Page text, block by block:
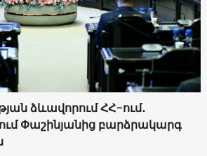
ձևավորում ՀՀ-ում․
Փաշինյանից բարձրակարգ